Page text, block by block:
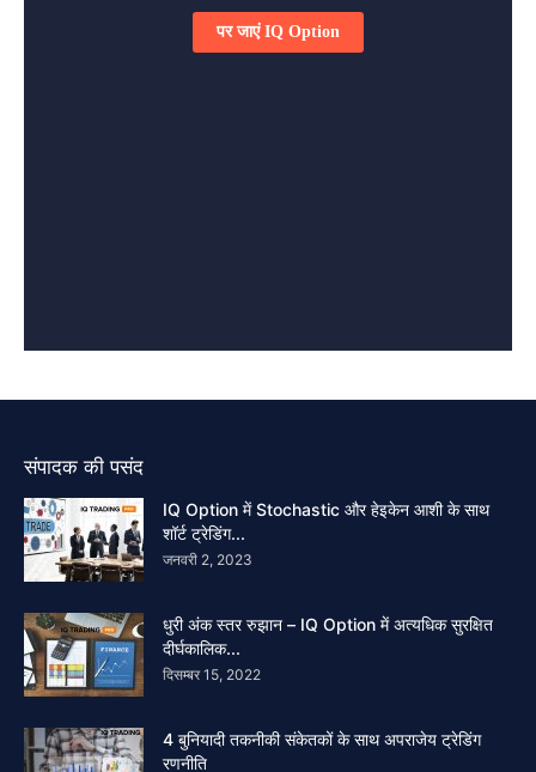
संपादक की पसंद
IQ Option में Stochastic और हेइकेन आशी के साथ
शॉर्ट ट्रेडिंग...
जनवरी 2, 2023
धुरी अंक स्तर रुझान – IQ Option में अत्यधिक सुरक्षित
दीर्घकालिक...
दिसम्बर 15, 2022
4 बुनियादी तकनीकी संकेतकों के साथ अपराजेय ट्रेडिंग
रणनीति